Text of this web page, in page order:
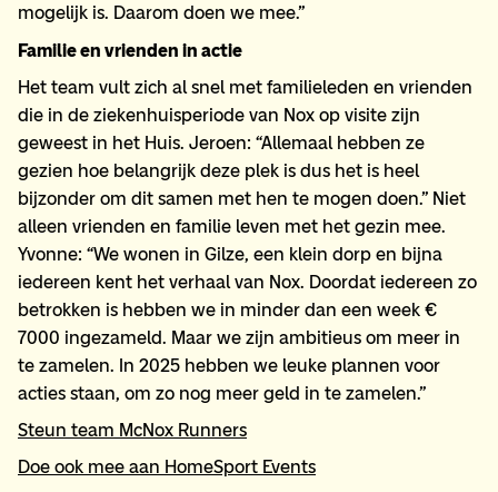
mogelijk is. Daarom doen we mee.”
Familie en vrienden in actie
Het team vult zich al snel met familieleden en vrienden
die in de ziekenhuisperiode van Nox op visite zijn
geweest in het Huis. Jeroen: “Allemaal hebben ze
gezien hoe belangrijk deze plek is dus het is heel
bijzonder om dit samen met hen te mogen doen.” Niet
alleen vrienden en familie leven met het gezin mee.
Yvonne: “We wonen in Gilze, een klein dorp en bijna
iedereen kent het verhaal van Nox. Doordat iedereen zo
betrokken is hebben we in minder dan een week €
7000 ingezameld. Maar we zijn ambitieus om meer in
te zamelen. In 2025 hebben we leuke plannen voor
acties staan, om zo nog meer geld in te zamelen.”
Steun team McNox Runners
Doe ook mee aan HomeSport Events